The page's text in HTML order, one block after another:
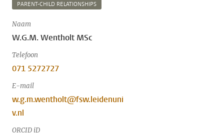
PARENT-CHILD RELATIONSHIPS
Naam
W.G.M. Wentholt MSc
Telefoon
071 5272727
E-mail
w.g.m.wentholt@fsw.leidenuni
v.nl
ORCID iD